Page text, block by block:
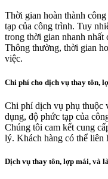
Thời gian hoàn thành
tạp của công trình. Tuy
trong thời gian nhanh nhất
Thông thường, thời gian
việc.
Chi phí cho dịch vụ thay tôn,
Chi phí dịch vụ phụ thuộc
dụng, độ phức tạp của
Chúng tôi cam kết cung
lý. Khách hàng có thể liên
Dịch vụ thay tôn, lợp mái, và